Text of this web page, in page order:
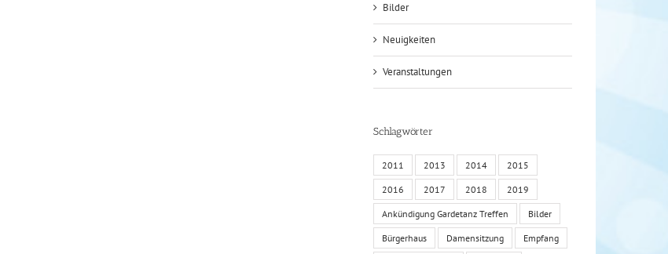
Bilder
Neuigkeiten
Veranstaltungen
Schlagwörter
2011 2013 2014 2015
2016 2017 2018 2019
Ankündigung Gardetanz Treffen Bilder
Bürgerhaus Damensitzung Empfang